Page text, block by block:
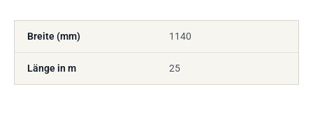
Breite (mm) 1140
Länge in m 25